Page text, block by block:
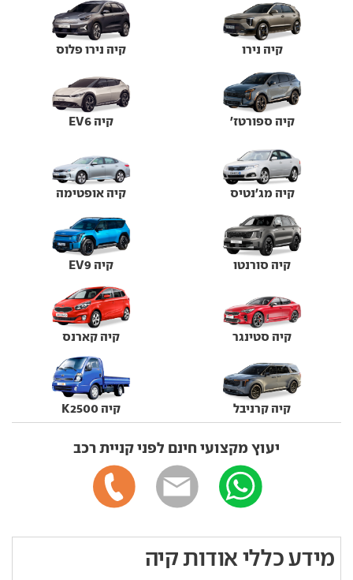
קיה נירו קיה נירו פלוס
קיה ספורטז' קיה EV6
קיה מג'נטיס קיה אופטימה
קיה סורנטו קיה EV9
קיה סטינגר קיה קארנס
קיה קרניבל קיה K2500
יעוץ מקצועי חינם לפני קניית רכב
מידע כללי אודות קיה